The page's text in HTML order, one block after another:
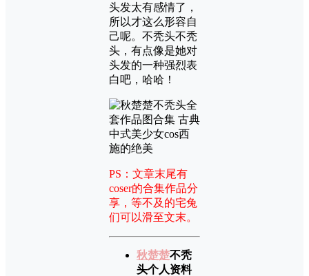
头发太有感情了，
所以才这么形容自
己呢。不秃头不秃
头，有点像是她对
头发的一种强烈表
白吧，哈哈！
PS：文章末尾有
coser的合集作品分
享，等不及的宅兔
们可以滑至文末。
秋楚楚不秃
头个人资料